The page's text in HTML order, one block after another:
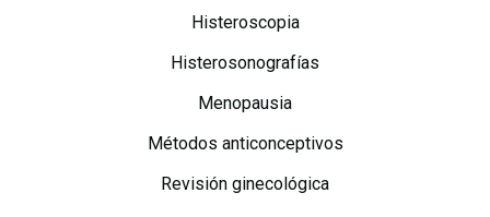
Histeroscopia
Histerosonografías
Menopausia
Métodos anticonceptivos
Revisión ginecológica